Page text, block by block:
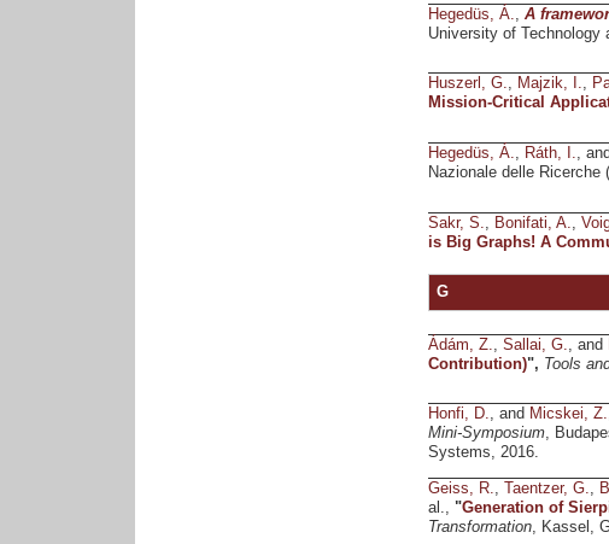
Hegedüs, Á. A
University of Technology
Huszerl, G., Majzik, I.,
Mission-Critical
Hegedüs, Á., Ráth, I., and
Nazionale delle Ricerche
Sakr, S. Bonifati, A.
is Big Graphs! A
G
Ádám, Z. Sallai, G. , and
Contribution)", Tools
Honfi, D., and Micskei, Z.
Mini-Symposium,
Systems, 2016.
Geiss, R. Taentzer, G.
al., "Generation of
Transformation, Kassel,